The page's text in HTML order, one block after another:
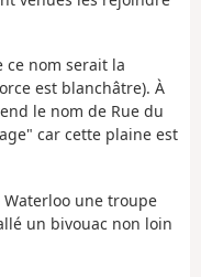
ce nom serait la
est blanchâtre). À
le nom de Rue du
car cette plaine est
une troupe
un bivouac non loin